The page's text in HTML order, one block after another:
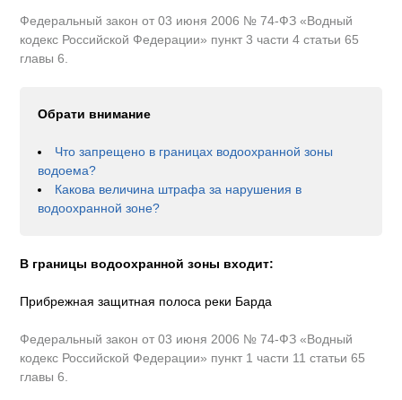
Федеральный закон от 03 июня 2006 № 74-ФЗ «Водный
кодекс Российской Федерации» пункт 3 части 4 статьи 65
главы 6.
Обрати внимание
Что запрещено в границах водоохранной зоны
водоема?
Какова величина штрафа за нарушения в
водоохранной зоне?
В границы водоохранной зоны входит:
Прибрежная защитная полоса реки Барда
Федеральный закон от 03 июня 2006 № 74-ФЗ «Водный
кодекс Российской Федерации» пункт 1 части 11 статьи 65
главы 6.